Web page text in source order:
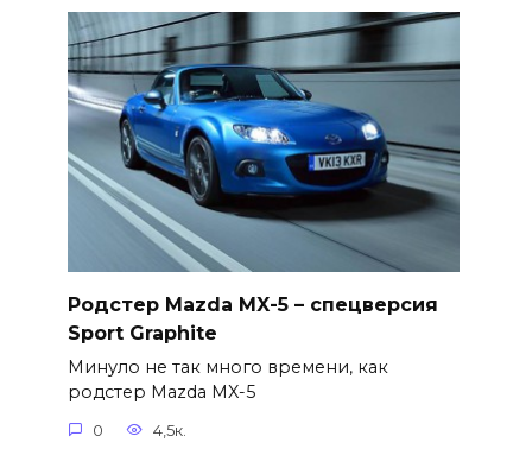
Родстер Mazda MX-5 – спецверсия
Sport Graphite
Минуло не так много времени, как
родстер Mazda MX-5
0 4,5к.